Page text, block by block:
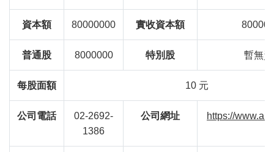
資本額 80000000 實收資本額
普通股 8000000 特別股 暫無
每股面額 10 元
公司電話
02-2692-
1386
公司網址 https://